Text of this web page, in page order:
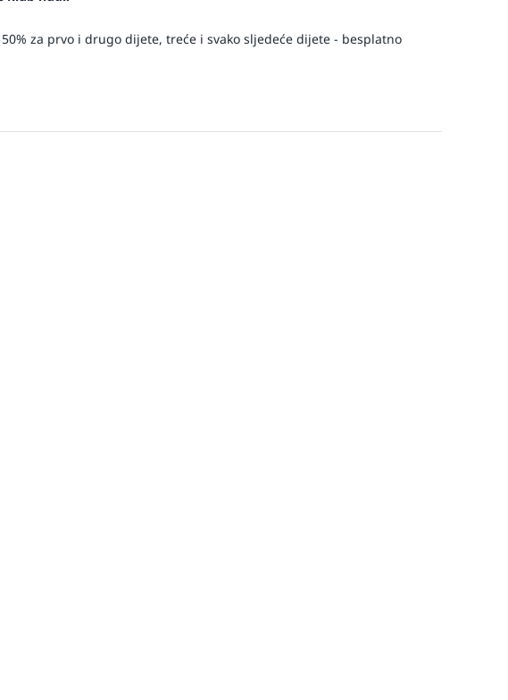
za prvo i drugo dijete, treće i svako sljedeće dijete - besplatno